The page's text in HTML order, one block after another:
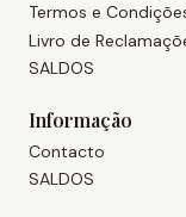
Termos e
Livro de
SALDOS
Informação
Contacto
SALDOS